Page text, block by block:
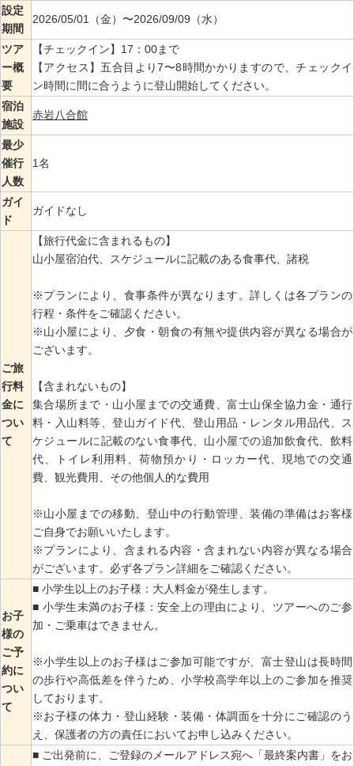
設定
期間
2026/05/01（金）〜2026/09/09（水）
ツア
ー概
要
【チェックイン】17：00まで
【アクセス】五合目より7〜8時間かかりますので、チェックイ
ン時間に間に合うように登山開始してください。
宿泊
施設
赤岩八合館
最少
催行
人数
1名
ガイ
ド
ガイドなし
ご旅
行料
金に
つい
て
【旅行代金に含まれるもの】
山小屋宿泊代、スケジュールに記載のある食事代、諸税
※プランにより、食事条件が異なります。詳しくは各プランの
行程・条件をご確認ください。
※山小屋により、夕食・朝食の有無や提供内容が異なる場合が
ございます。
【含まれないもの】
集合場所まで・山小屋までの交通費、富士山保全協力金・通行
料・入山料等、登山ガイド代、登山用品・レンタル用品代、ス
ケジュールに記載のない食事代、山小屋での追加飲食代、飲料
代、トイレ利用料、荷物預かり・ロッカー代、現地での交通
費、観光費用、その他個人的な費用
※山小屋までの移動、登山中の行動管理、装備の準備はお客様
ご自身でお願いいたします。
※プランにより、含まれる内容・含まれない内容が異なる場合
がございます。必ず各プラン詳細をご確認ください。
お子
様の
ご予
約に
つい
て
■ 小学生以上のお子様：大人料金が発生します。
■ 小学生未満のお子様：安全上の理由により、ツアーへのご参
加・ご乗車はできません。
※小学生以上のお子様はご参加可能ですが、富士登山は長時間
の歩行や高低差を伴うため、小学校高学年以上のご参加を推奨
しております。
※お子様の体力・登山経験・装備・体調面を十分にご確認のう
え、保護者の方の責任においてお申し込みください。
■ ご出発前に、ご登録のメールアドレス宛へ「最終案内書」をお